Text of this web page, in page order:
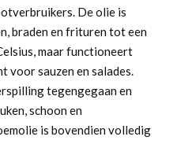
De olie is
braden en frituren tot een
maar functioneert
voor sauzen en salades.
tegengegaan en
schoon en
is bovendien volledig